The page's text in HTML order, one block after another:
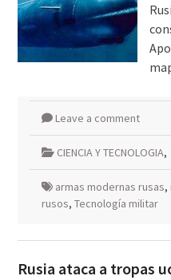
Leave a comment
CIENCIA Y TECNOLOGIA,
armas modernas rusas,
rusos, Tecnología militar
Rusia ataca a tropas